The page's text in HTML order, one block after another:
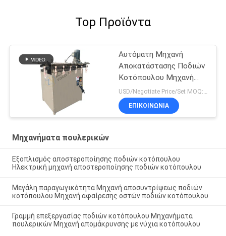
Top Προϊόντα
Αυτόματη Μηχανή
Αποκατάστασης Ποδιών
Κοτόπουλου Μηχανή
Επεξεργασίας Ποδιών
Κοτόπουλου από
ανοξείδωτο χάλυβα
ΕΠΙΚΟΙΝΩΝΙΑ
Μηχανήματα πουλερικών
Εξοπλισμός αποστεροποίησης ποδιών κοτόπουλου
Ηλεκτρική μηχανή αποστεροποίησης ποδιών κοτόπουλου
Μεγάλη παραγωγικότητα Μηχανή αποσυντρίψεως ποδιών
κοτόπουλου Μηχανή αφαίρεσης οστών ποδιών κοτόπουλου
Γραμμή επεξεργασίας ποδιών κοτόπουλου Μηχανήματα
πουλερικών Μηχανή απομάκρυνσης με νύχια κοτόπουλου